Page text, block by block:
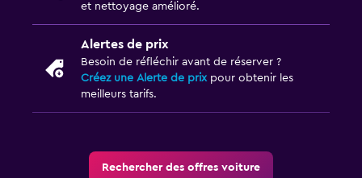
et nettoyage amélioré.
Alertes de prix
Besoin de réfléchir avant de réserver ?
Créez une Alerte de prixpour obtenir les
meilleurs tarifs.
Rechercher des offres voiture